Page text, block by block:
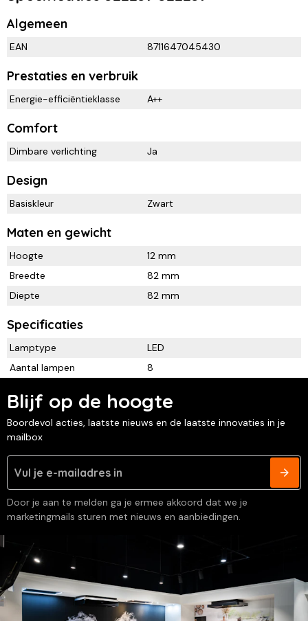
Algemeen
EAN 8711647045430
Prestaties en verbruik
Energie-efficiëntieklasse A++
Comfort
Dimbare verlichting Ja
Design
Basiskleur Zwart
Maten en gewicht
Hoogte
12 mm
Breedte
82 mm
Diepte
82 mm
Specificaties
Lamptype
LED
Aantal lampen
8
Blijf op de hoogte
Boordevol acties, laatste nieuws en de laatste innovaties in je
mailbox
Door je aan te melden ga je ermee akkoord dat we je
marketingmails sturen met nieuws en aanbiedingen.